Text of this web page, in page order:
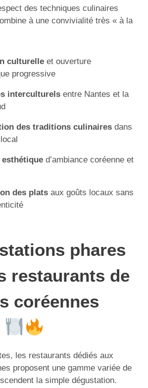
des techniques culinaires
à une convivialité très « à la
culturelle et ouverture
progressive
interculturels entre Nantes et la
des traditions culinaires dans
esthétique d’ambiance coréenne et
des plats aux goûts locaux sans
phares
restaurants de
coréennes
les restaurants dédiés aux
proposent une gamme variée de
la simple dégustation.